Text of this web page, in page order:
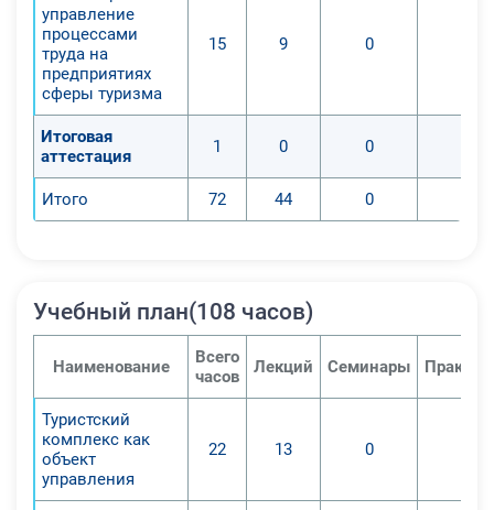
туристской деятельности как
применить знания, полученные в
ходе освоения курса, в дальнейшем
изучении узкопрофильных
управление
процессами
труда на
предприятиях
сферы туризма
15 9 0
Итоговая
аттестация
1 0 0
Итого 72 44 0
Учебный план(108 часов)
Наименование
Всего
часов
Лекций Семинары
Туристский
комплекс как
объект
управления
22 13 0